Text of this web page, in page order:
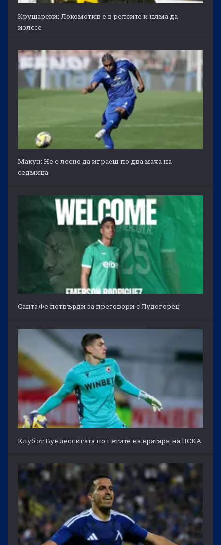
Крушарски: Локомотив е в релсите и няма да
излезе
Макун: Не е лесно да играеш по два мача на
седмица
Санта Фе потвърди за преговори с Лудогорец
Клуб от Бундеслигата по петите на вратаря на ЦСКА